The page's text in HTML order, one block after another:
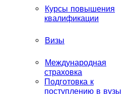
Курсы повышения
квалификации
Визы
Международная
страховка
Подготовка к
поступлению в вузы